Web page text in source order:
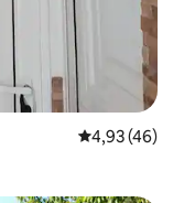
Évaluation
4,93 (46)